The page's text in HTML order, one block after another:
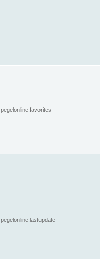
pegelonline.favorites
pegelonline.lastupdate